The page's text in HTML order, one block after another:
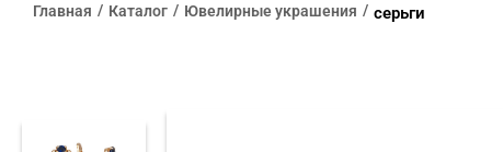
Главная Каталог Ювелирные украшения серьги